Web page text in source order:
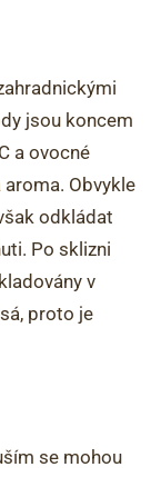
jsou koncem
a ovocné
aroma. Obvykle
odkládat
Po sklizni
v
proto je
se mohou